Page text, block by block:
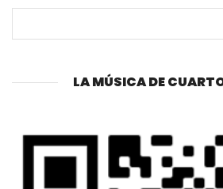
LA MÚSICA DE